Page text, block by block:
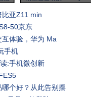
亚Z11 min
50京东
互体验，华为 Ma
手机
:手机微创新
个好？从此告别摆